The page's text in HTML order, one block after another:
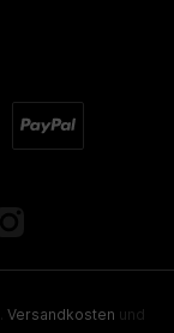
Versandkosten und